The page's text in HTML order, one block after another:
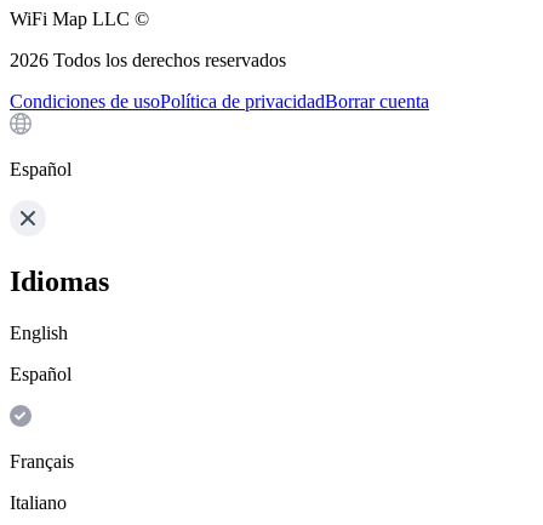
WiFi Map LLC ©
2026 Todos los derechos reservados
Condiciones de usoPolítica de privacidadBorrar cuenta
Español
Idiomas
English
Español
Français
Italiano